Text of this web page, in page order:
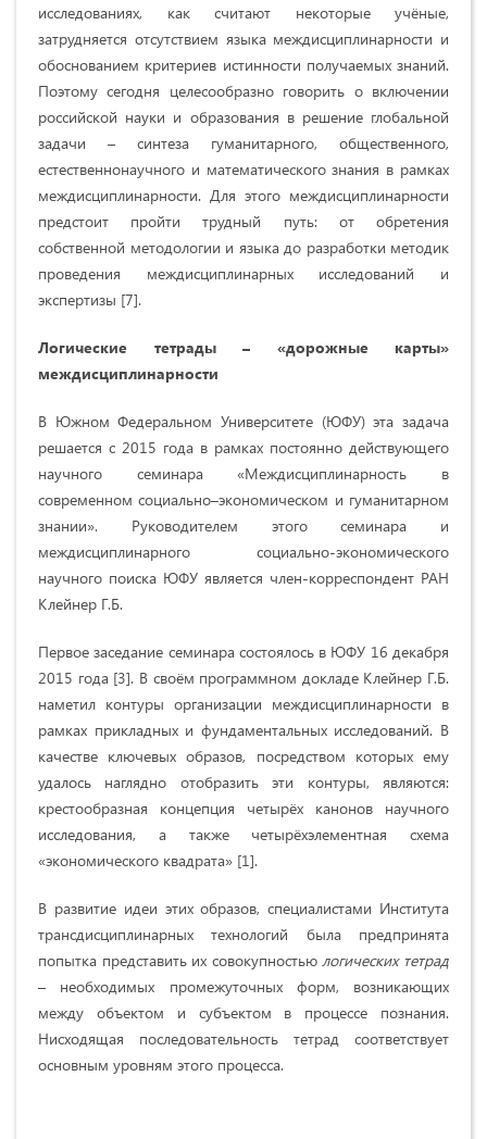
исследованиях, как считают некоторые учёные,
затрудняется отсутствием языка междисциплинарности и
обоснованием критериев истинности получаемых знаний.
Поэтому сегодня целесообразно говорить о включении
российской науки и образования в решение глобальной
задачи – синтеза гуманитарного, общественного,
естественнонаучного и математического знания в рамках
междисциплинарности. Для этого междисциплинарности
предстоит пройти трудный путь: от обретения
собственной методологии и языка до разработки методик
проведения междисциплинарных исследований и
экспертизы [7].
Логические тетрады – «дорожные карты»
междисциплинарности
В Южном Федеральном Университете (ЮФУ) эта задача
решается с 2015 года в рамках постоянно действующего
научного семинара «Междисциплинарность в
современном социально–экономическом и гуманитарном
знании». Руководителем этого семинара и
междисциплинарного социально-экономического
научного поиска ЮФУ является член-корреспондент РАН
Клейнер Г.Б.
Первое заседание семинара состоялось в ЮФУ 16 декабря
2015 года [3]. В своём программном докладе Клейнер Г.Б.
наметил контуры организации междисциплинарности в
рамках прикладных и фундаментальных исследований. В
качестве ключевых образов, посредством которых ему
удалось наглядно отобразить эти контуры, являются:
крестообразная концепция четырёх канонов научного
исследования, а также четырёхэлементная схема
«экономического квадрата» [1].
В развитие идеи этих образов, специалистами Института
трансдисциплинарных технологий была предпринята
попытка представить их совокупностьюлогических тетрад
– необходимых промежуточных форм, возникающих
между объектом и субъектом в процессе познания.
Нисходящая последовательность тетрад соответствует
основным уровням этого процесса.